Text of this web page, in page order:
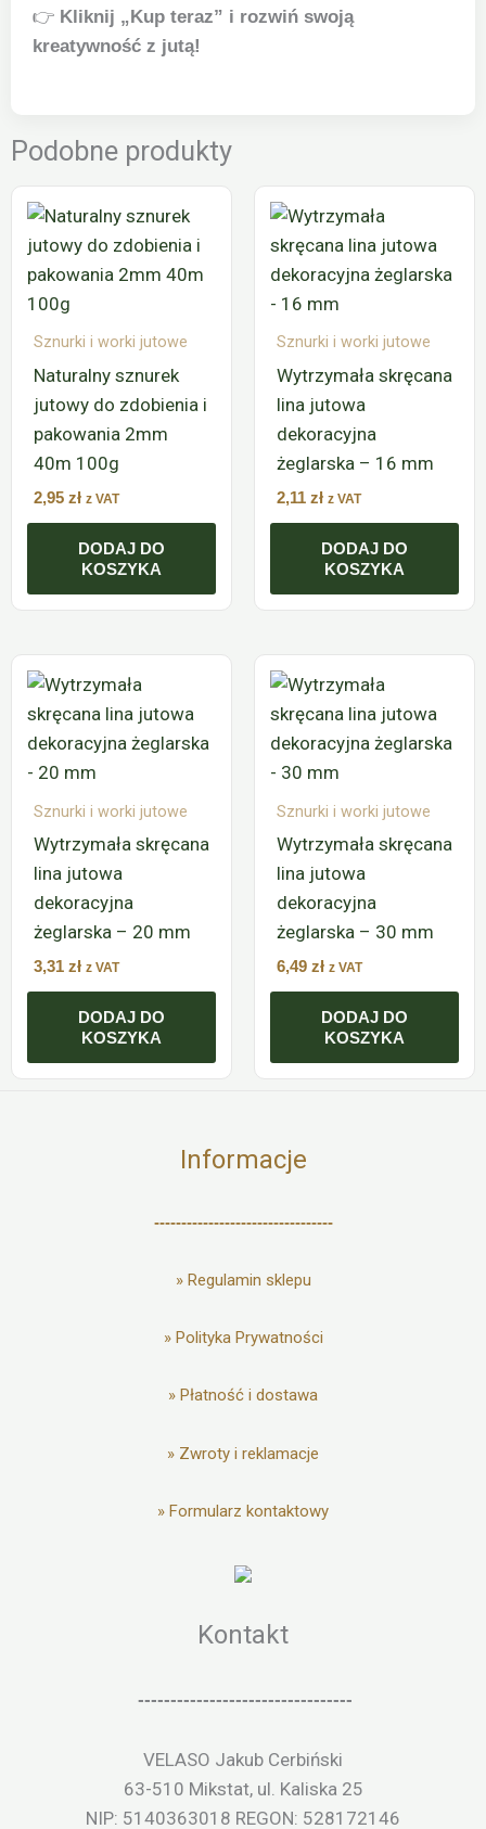
👉 Kliknij „Kup teraz” i rozwiń swoją
kreatywność z jutą!
Podobne produkty
Sznurki i worki jutowe
Naturalny sznurek
jutowy do zdobienia i
pakowania 2mm
40m 100g
2,95 zł z VAT
DODAJ DO
KOSZYKA
Sznurki i worki jutowe
Wytrzymała skręcana
lina jutowa
dekoracyjna
żeglarska – 16 mm
2,11 zł z VAT
DODAJ DO
KOSZYKA
Sznurki i worki jutowe
Wytrzymała skręcana
lina jutowa
dekoracyjna
żeglarska – 20 mm
3,31 zł z VAT
DODAJ DO
KOSZYKA
Sznurki i worki jutowe
Wytrzymała skręcana
lina jutowa
dekoracyjna
żeglarska – 30 mm
6,49 zł z VAT
DODAJ DO
KOSZYKA
Informacje
---------------------------------
» Regulamin sklepu
» Polityka Prywatności
» Płatność i dostawa
» Zwroty i reklamacje
» Formularz kontaktowy
Kontakt
---------------------------------
VELASO Jakub Cerbiński
63-510 Mikstat, ul. Kaliska 25
NIP: 5140363018 REGON: 528172146